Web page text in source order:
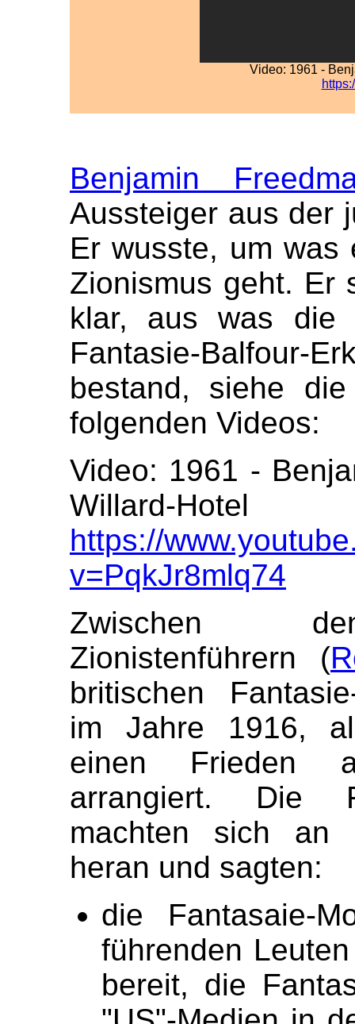
Video: 1961 -
Benjamin
Aussteiger aus der
Er wusste, um was
Zionismus geht. Er
klar, aus was die
Fantasie-
bestand, siehe
folgenden Videos:
Video: 1961 -
Willard-
https://
v=PqkJr8mlq74
Zwischen
Zionistenführern (
britischen
im Jahre 1916,
einen Frieden
arrangiert. Die
machten sich an
heran und sagten:
die Fantasaie-
führenden
bereit, die